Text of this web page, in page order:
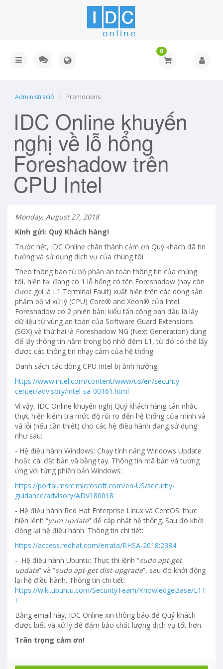
0
Administració Promocions
IDC Online khuyến
nghị về lỗ hổng
Foreshadow trên
CPU Intel
Monday, August 27, 2018
Kính gửi: Quý Khách hàng!
Trước hết, IDC Online chân thành cảm ơn Quý khách đã tin
tưởng và sử dụng dịch vụ của chúng tôi.
Theo thông báo từ bộ phận an toàn thông tin của chúng
tôi, hiện tại đang có 1 lỗ hổng có tên Foreshadow (hay còn
được gọi là L1 Terminal Fault) xuất hiện trên các dòng sản
phẩm bộ vi xử lý (CPU) Core® and Xeon® của Intel.
Foreshadow có 2 phiên bản: kiểu tấn công ban đầu là lấy
dữ liệu từ vùng an toàn của Software Guard Extensions
(SGX) và thứ hai là Foreshadow NG (Next Generation) dùng
để lấy thông tin nằm trong bộ nhớ đệm L1, từ đó có thể lấy
được các thông tin nhạy cảm của hệ thống.
Danh sách các dòng CPU Intel bị ảnh hưởng:
https://www.intel.com/content/www/us/en/security-
center/advisory/intel-sa-00161.html
Vì vậy, IDC Online khuyến nghị Quý khách hàng cân nhắc
thực hiện kiểm tra mức độ rủi ro đến hệ thống của mình và
vá lỗi (nếu cần thiết) cho các hệ điều hành đang sử dụng
như sau:
- Hệ điều hành Windows: Chạy tính năng Windows Update
hoặc cài đặt bản vá bằng tay. Thông tin mã bản vá tương
ứng với từng phiên bản Windows:
https://portal.msrc.microsoft.com/en-US/security-
guidance/advisory/ADV180018
- Hệ điều hành Red Hat Enterprise Linux và CentOS: thực
hiện lệnh “yum update” để cập nhật hệ thống. Sau đó khởi
động lại hệ điều hành. Thông tin chi tiết:
https://access.redhat.com/errata/RHSA-2018:2384
- Hệ điều hành Ubuntu: Thực thi lệnh “sudo apt-get
update” và “sudo apt-get dist-upgrade”, sau đó khởi động
lại hệ điều hành. Thông tin chi tiết:
https://wiki.ubuntu.com/SecurityTeam/KnowledgeBase/L1T
F
Bằng email này, IDC Online xin thông báo để Quý khách
được biết và xử lý để đảm bảo chất lượng dịch vụ tốt hơn.
Trân trọng cảm ơn!